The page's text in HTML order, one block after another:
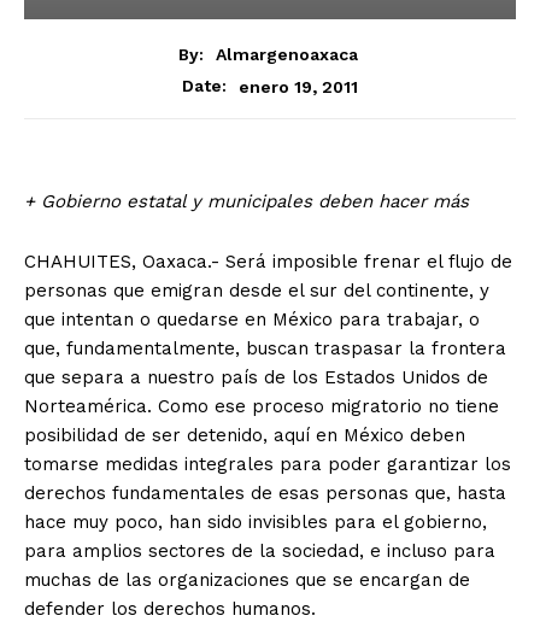
By:
Almargenoaxaca
Date:
enero 19, 2011
+ Gobierno estatal y municipales deben hacer más
CHAHUITES, Oaxaca.- Será imposible frenar el flujo de
personas que emigran desde el sur del continente, y
que intentan o quedarse en México para trabajar, o
que, fundamentalmente, buscan traspasar la frontera
que separa a nuestro país de los Estados Unidos de
Norteamérica. Como ese proceso migratorio no tiene
posibilidad de ser detenido, aquí en México deben
tomarse medidas integrales para poder garantizar los
derechos fundamentales de esas personas que, hasta
hace muy poco, han sido invisibles para el gobierno,
para amplios sectores de la sociedad, e incluso para
muchas de las organizaciones que se encargan de
defender los derechos humanos.